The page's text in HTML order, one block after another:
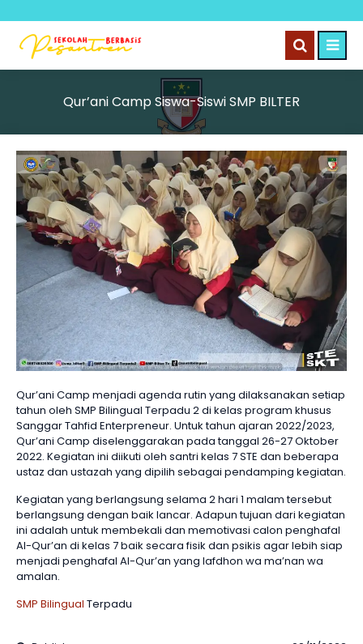
Qur’ani Camp Siswa-Siswi SMP BILTER
Qur’ani Camp menjadi agenda rutin yang dilaksanakan setiap
tahun oleh SMP Bilingual Terpadu 2 di kelas program khusus
Sanggar Tahfid Enterpreneur. Untuk tahun ajaran 2022/2023,
Qur’ani Camp diselenggarakan pada tanggal 26-27 Oktober
2022. Kegiatan ini diikuti oleh santri kelas 7 STE dan beberapa
ustaz dan ustazah yang dipilih sebagai pendamping kegiatan.
Kegiatan yang berlangsung selama 2 hari 1 malam tersebut
berlangsung dengan baik lancar. Adapun tujuan dari kegiatan
ini adalah untuk membekali dan memotivasi calon penghafal
Al-Qur’an di kelas 7 baik secara fisik dan psikis agar lebih siap
menjadi penghafal Al-Qur’an yang lafdhon wa ma’nan wa
amalan.
SMP Bilingual Terpadu